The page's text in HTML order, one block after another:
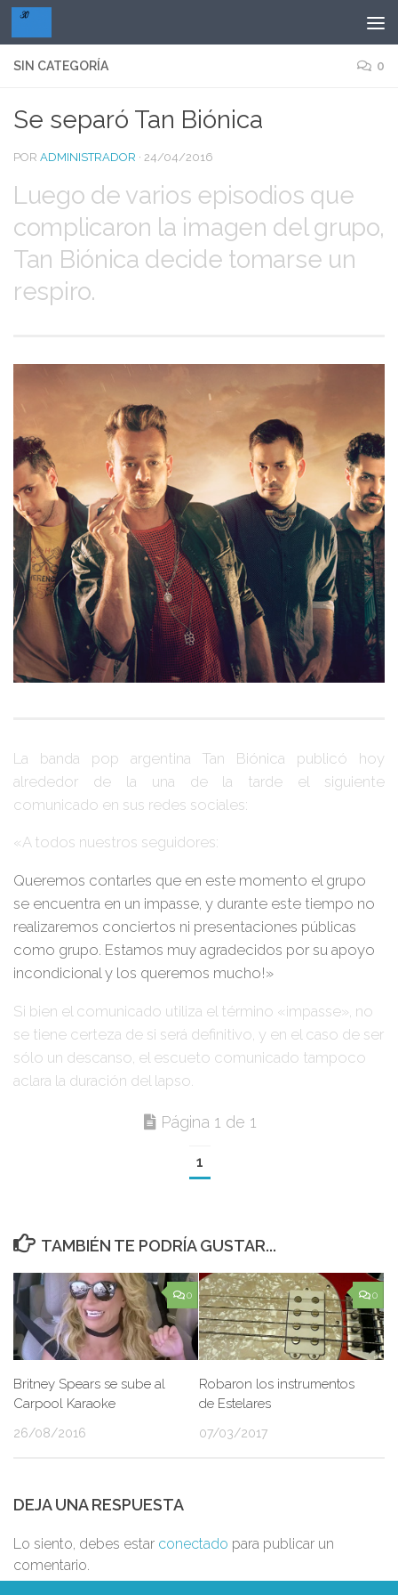
SIN CATEGORÍA 0
Se separó Tan Biónica
POR ADMINISTRADOR · 24/04/2016
Luego de varios episodios que
complicaron la imagen del grupo,
Tan Biónica decide tomarse un
respiro.
La banda pop argentina Tan Biónica publicó hoy
alrededor de la una de la tarde el siguiente
comunicado en sus redes sociales:
«A todos nuestros seguidores:
Queremos contarles que en este momento el grupo
se encuentra en un impasse, y durante este tiempo no
realizaremos conciertos ni presentaciones públicas
como grupo. Estamos muy agradecidos por su apoyo
incondicional y los queremos mucho!»
Si bien el comunicado utiliza el término «impasse», no
se tiene certeza de si será definitivo, y en el caso de ser
sólo un descanso, el escueto comunicado tampoco
aclara la duración del lapso.
Página 1 de 1
1
TAMBIÉN TE PODRÍA GUSTAR...
0
Britney Spears se sube al
Carpool Karaoke
26/08/2016
0
Robaron los instrumentos
de Estelares
07/03/2017
DEJA UNA RESPUESTA
Lo siento, debes estar conectado para publicar un
comentario.